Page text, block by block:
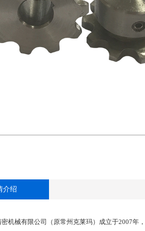
介绍
机械有限公司（原常州克莱玛）成立于2007年